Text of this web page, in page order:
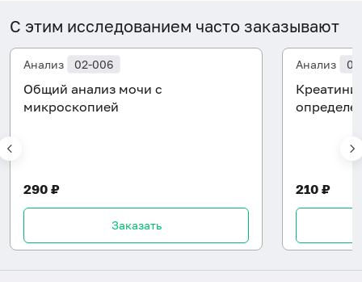
С этим исследованием часто заказывают
Анализ 02-006
Общий анализ мочи с
микроскопией
290 ₽
Заказать
Анализ
210 ₽